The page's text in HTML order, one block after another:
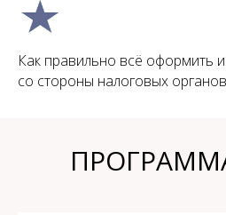
Как правильно всё оформить
со стороны налоговых органов